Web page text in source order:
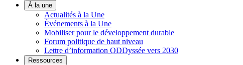
À la une
Actualités à la Une
Événements à la Une
Mobiliser pour le développement durable
Forum politique de haut niveau
Lettre d’information ODDyssée vers 2030
Ressources